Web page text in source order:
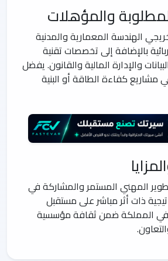
والمؤهلات
الهندسة المعمارية والمدنية
بالإضافة إلى تخصصات تقنية
والإدارة المالية والقانون. يفضل
كفاءة الطاقة أو البنية
المهني المستمر والمشاركة في
ذات أثر مباشر على مستقبل
في المملكة ضمن ثقافة مؤسسية